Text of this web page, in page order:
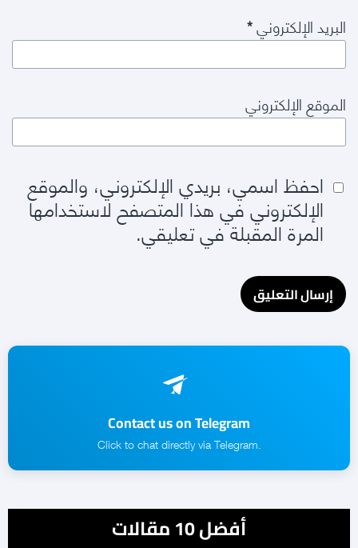
البريد الإلكتروني*
الموقع الإلكتروني
احفظ اسمي، بريدي الإلكتروني، والموقع
الإلكتروني في هذا المتصفح لاستخدامها
المرة المقبلة في تعليقي.
Contact us on Telegram
.Click to chat directly via Telegram
أفضل 10 مقالات